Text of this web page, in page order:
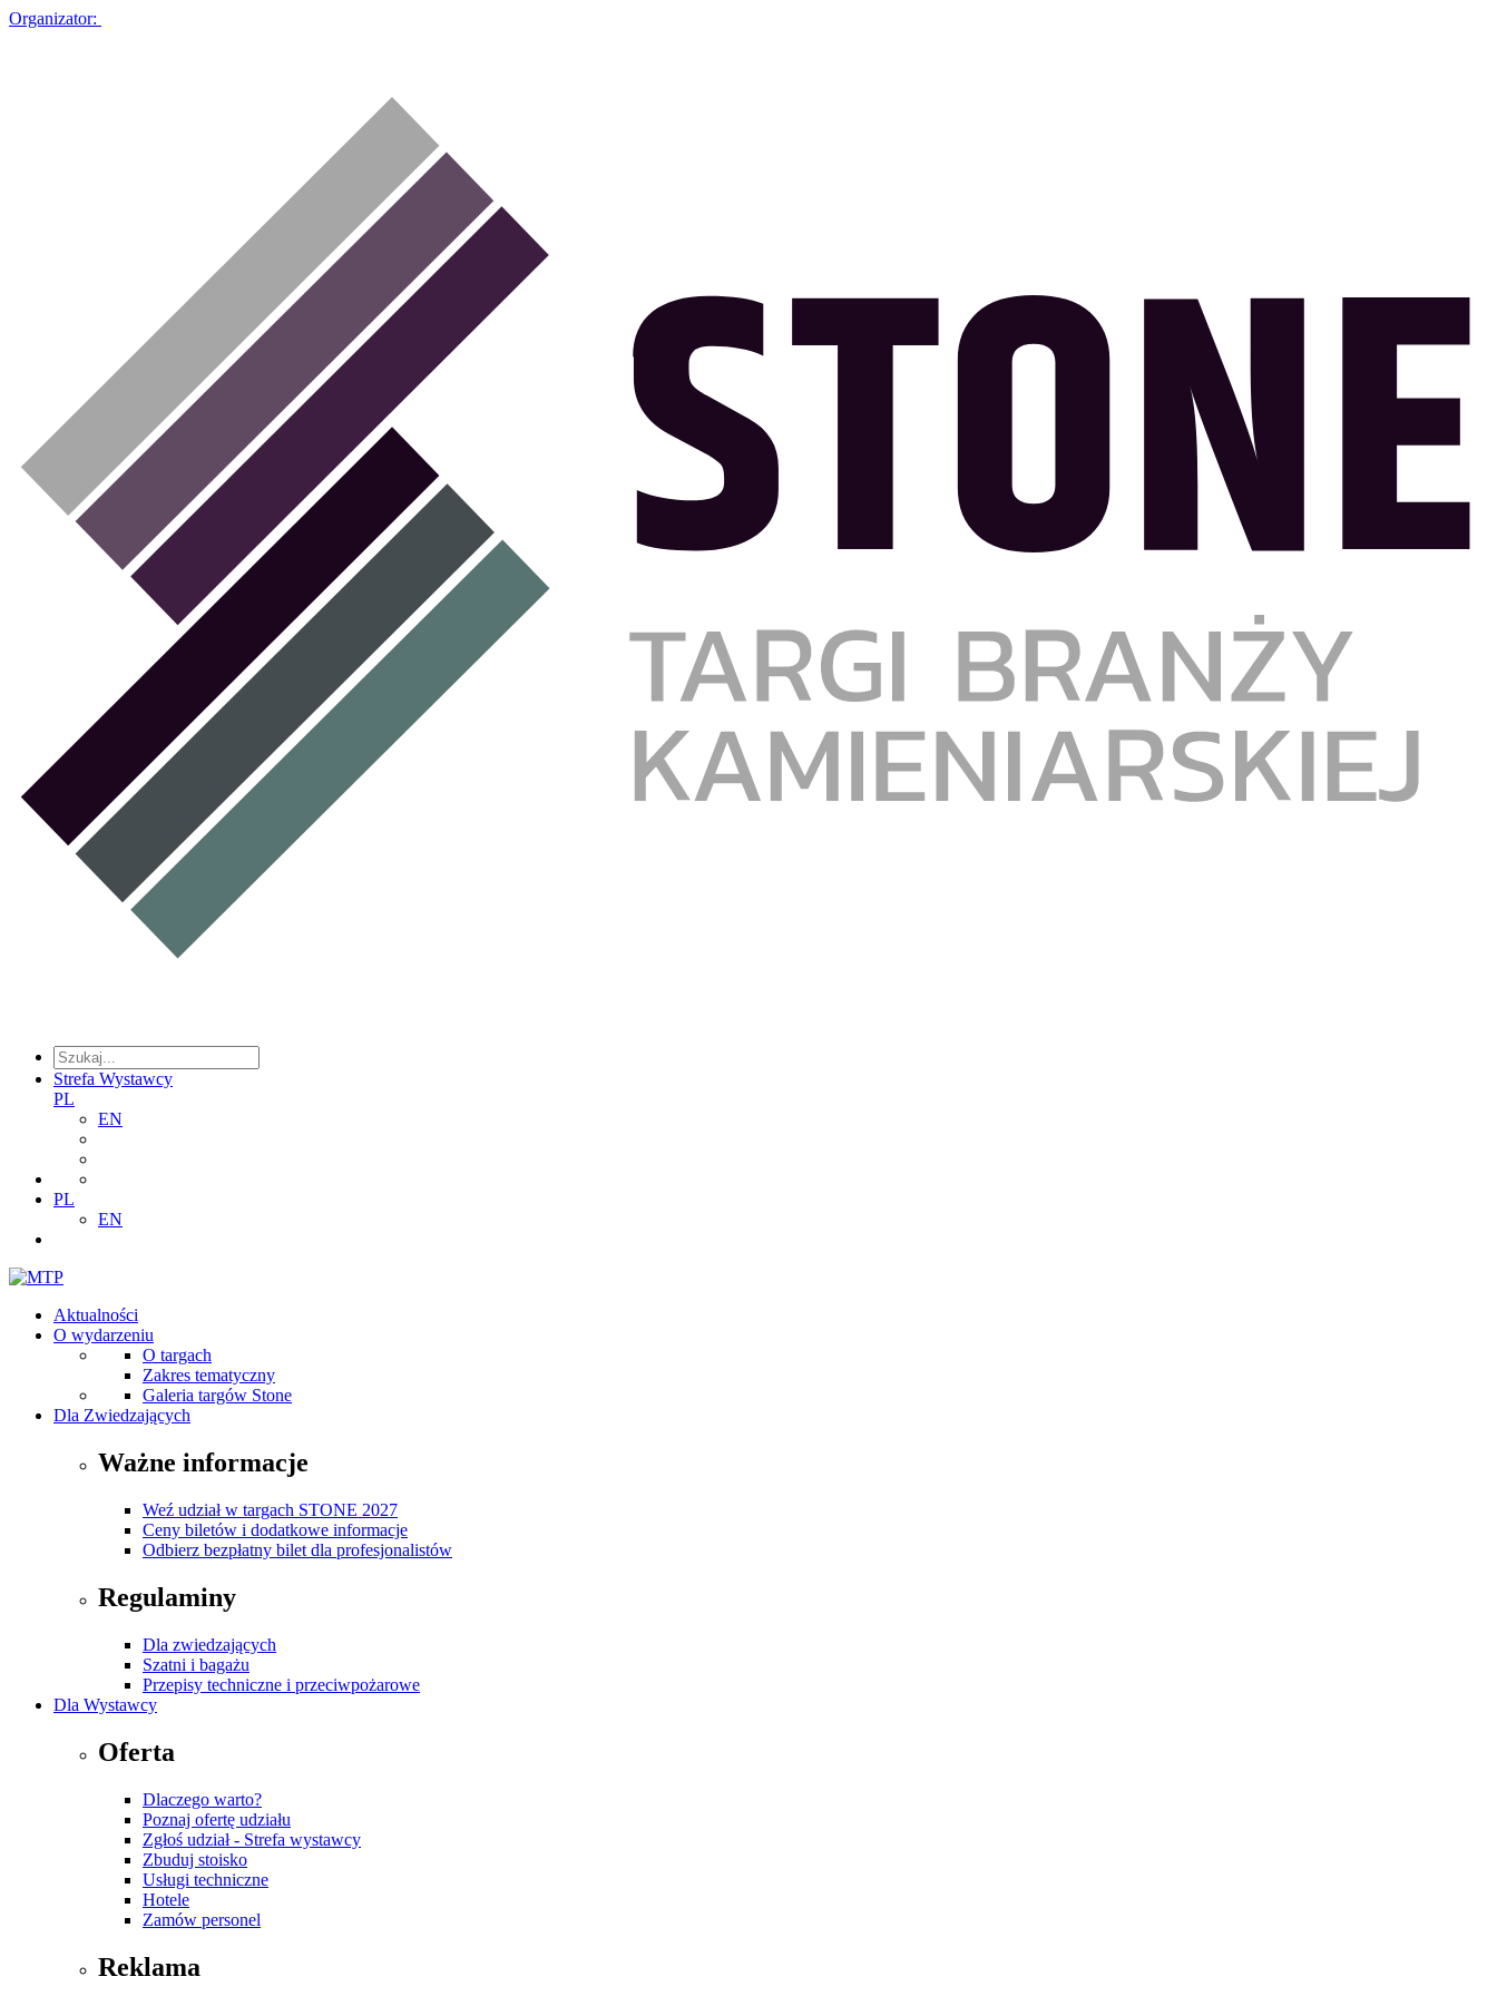
Organizator:
Strefa Wystawcy
PL
EN
PL
EN
Aktualności
O wydarzeniu
O targach
Zakres tematyczny
Galeria targów Stone
Dla Zwiedzających
Ważne informacje
Weź udział w targach STONE 2027
Ceny biletów i dodatkowe informacje
Odbierz bezpłatny bilet dla profesjonalistów
Regulaminy
Dla zwiedzających
Szatni i bagażu
Przepisy techniczne i przeciwpożarowe
Dla Wystawcy
Oferta
Dlaczego warto?
Poznaj ofertę udziału
Zgłoś udział - Strefa wystawcy
Zbuduj stoisko
Usługi techniczne
Hotele
Zamów personel
Reklama